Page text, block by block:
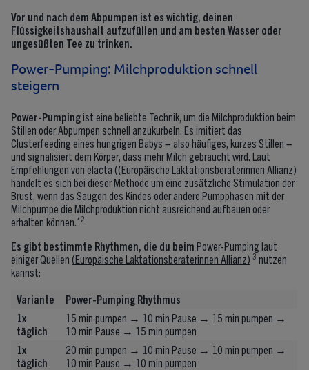
Vor und nach dem Abpumpen ist es wichtig, deinen
Flüssigkeitshaushalt aufzufüllen und am besten Wasser oder
ungesüßten Tee zu trinken.
Power-Pumping: Milchproduktion schnell
steigern
Power-Pumpingist eine beliebte Technik, um die Milchproduktion beim
Stillen oder Abpumpen schnell anzukurbeln. Es imitiert das
Clusterfeeding eines hungrigen Babys – also häufiges, kurzes Stillen –
und signalisiert dem Körper, dass mehr Milch gebraucht wird. Laut
Empfehlungen von elacta ((Europäische Laktationsberaterinnen Allianz)
handelt es sich bei dieser Methode um eine zusätzliche Stimulation der
Brust, wenn das Saugen des Kindes oder andere Pumpphasen mit der
Milchpumpe die Milchproduktion nicht ausreichend aufbauen oder
erhalten können.´ 2
Es gibt bestimmte Rhythmen, die du beim Power-Pumping laut
einiger Quellen (Europäische Laktationsberaterinnen Allianz) 3 nutzen
kannst:
Variante
Power-Pumping Rhythmus
1x
täglich
15 min pumpen → 10 min Pause → 15 min pumpen →
10 min Pause → 15 min pumpen
1x
täglich
20 min pumpen → 10 min Pause → 10 min pumpen →
10 min Pause → 10 min pumpen